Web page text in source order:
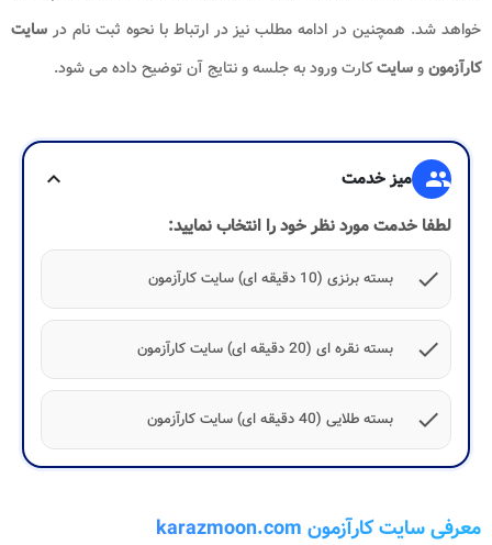
خواهد شد. همچنین در ادامه مطلب نیز در ارتباط با نحوه ثبت نام در سایت
کارآزمونوسایتکارت ورود به جلسه و نتایج آن توضیح داده می شود.
group میز خدمت
expand_more
لطفا خدمت مورد نظر خود را انتخاب نمایید:
check
بسته برنزی (10 دقیقه ای) سایت کارآزمون
check بسته نقره ای (20 دقیقه ای) سایت کارآزمون
check بسته طلایی (40 دقیقه ای) سایت کارآزمون
معرفی سایت کارآزمون karazmoon.com